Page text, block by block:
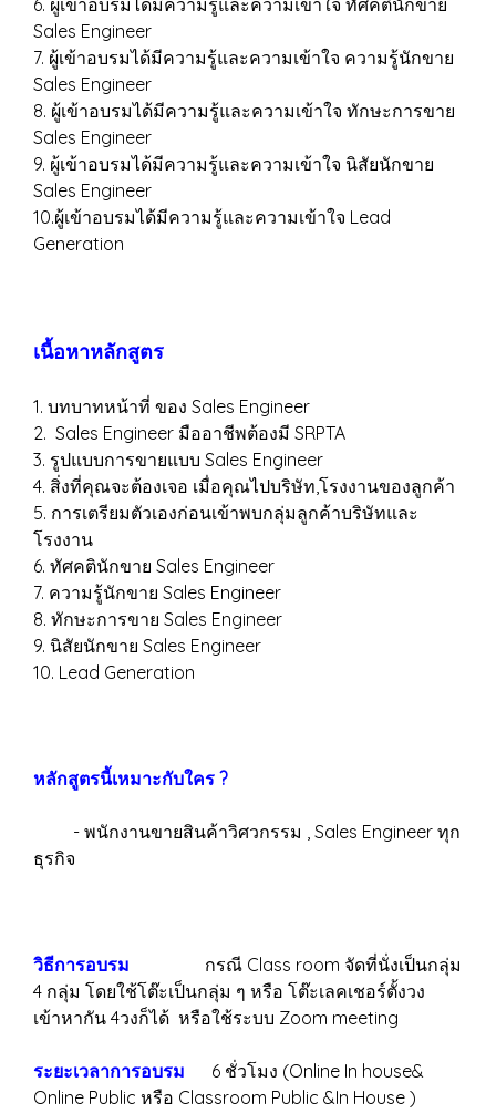
6. ผู้เข้าอบรมได้มีความรู้และความเข้าใจ ทัศคตินักขาย
Sales Engineer
7. ผู้เข้าอบรมได้มีความรู้และความเข้าใจ ความรู้นักขาย
Sales Engineer
8. ผู้เข้าอบรมได้มีความรู้และความเข้าใจ ทักษะการขาย
Sales Engineer
9. ผู้เข้าอบรมได้มีความรู้และความเข้าใจ นิสัยนักขาย
Sales Engineer
10.ผู้เข้าอบรมได้มีความรู้และความเข้าใจ Lead
Generation
เนื้อหาหลักสูตร
1. บทบาทหน้าที่ ของ Sales Engineer
2. Sales Engineer มืออาชีพต้องมี SRPTA
3. รูปแบบการขายแบบ Sales Engineer
4. สิ่งที่คุณจะต้องเจอ เมื่อคุณไปบริษัท,โรงงานของลูกค้า
5. การเตรียมตัวเองก่อนเข้าพบกลุ่มลูกค้าบริษัทและ
โรงงาน
6. ทัศคตินักขาย Sales Engineer
7. ความรู้นักขาย Sales Engineer
8. ทักษะการขาย Sales Engineer
9. นิสัยนักขาย Sales Engineer
10. Lead Generation
หลักสูตรนี้เหมาะกับใคร ?
- พนักงานขายสินค้าวิศวกรรม , Sales Engineer ทุก
ธุรกิจ
วิธีการอบรม กรณี Class room จัดที่นั่งเป็นกลุ่ม
4 กลุ่ม โดยใช้โต๊ะเป็นกลุ่ม ๆ หรือ โต๊ะเลคเชอร์ตั้งวง
เข้าหากัน 4วงก็ได้ หรือใช้ระบบ Zoom meeting
ระยะเวลาการอบรม 6 ชั่วโมง (Online In house&
Online Public หรือ Classroom Public &In House )